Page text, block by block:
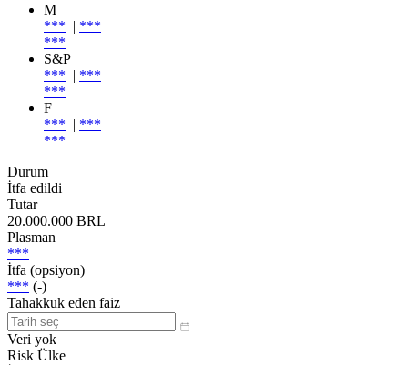
M
*** | ***
***
S&P
*** | ***
***
F
*** | ***
***
Durum
İtfa edildi
Tutar
20.000.000 BRL
Plasman
***
İtfa (opsiyon)
*** (-)
Tahakkuk eden faiz
Veri yok
Risk Ülke